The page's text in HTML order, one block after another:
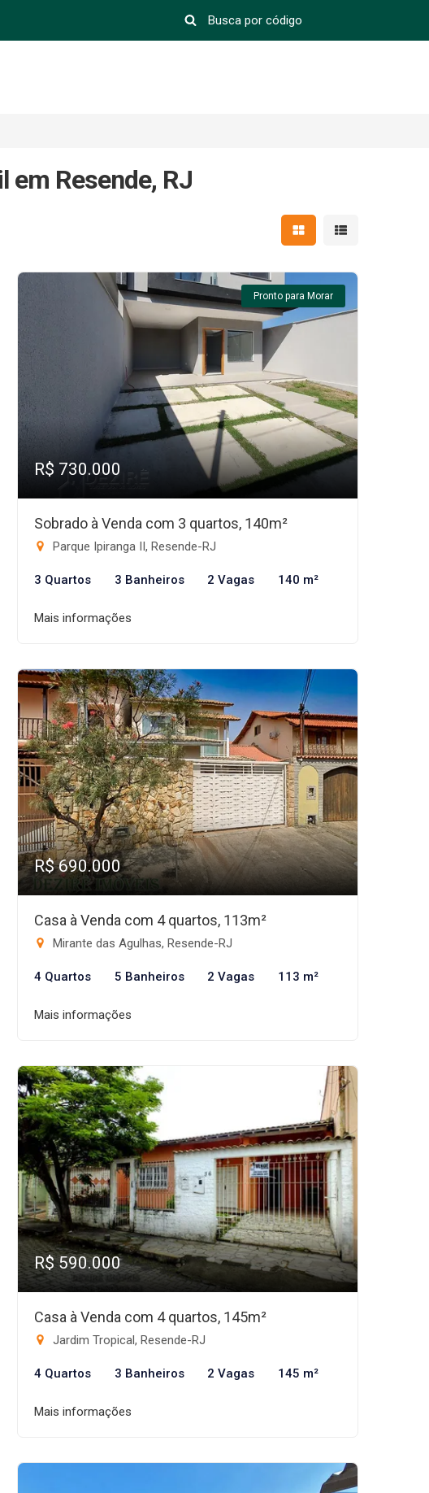
em Resende, RJ
Mostrar resultados em
Mostrar
Pronto para Morar
R$ 730.000
Sobrado à Venda com 3 quartos, 140m²
Parque Ipiranga II, Resende-RJ
3 Quartos 3 Banheiros 2 Vagas 140 m²
Mais informações
R$ 690.000
Casa à Venda com 4 quartos, 113m²
Mirante das Agulhas, Resende-RJ
4 Quartos 5 Banheiros 2 Vagas 113 m²
Mais informações
R$ 590.000
Casa à Venda com 4 quartos, 145m²
Jardim Tropical, Resende-RJ
4 Quartos 3 Banheiros 2 Vagas 145 m²
Mais informações